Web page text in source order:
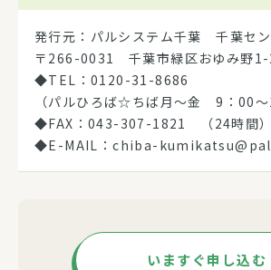
発行元：パルシステム千葉 千
〒266-0031 千葉市緑区おゆみ野
◆TEL：0120-31-8686
（パルひろば☆ちば月～金 9：00～
◆FAX：043-307-1821 （24時間
◆E-MAIL：chiba-
いますぐ申し込む